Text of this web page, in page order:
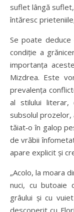
suflet lângă
întăresc
Se poate
condiție a
importanța
Mizdrea. Este
prevalența
al stilului literar,
subsolul prozelor,
tăiat‑o în galop
de vrăbii
apare explicit și
„Acolo, la moara
nuci, cu butoaie
grâului și cu
descoperit cu